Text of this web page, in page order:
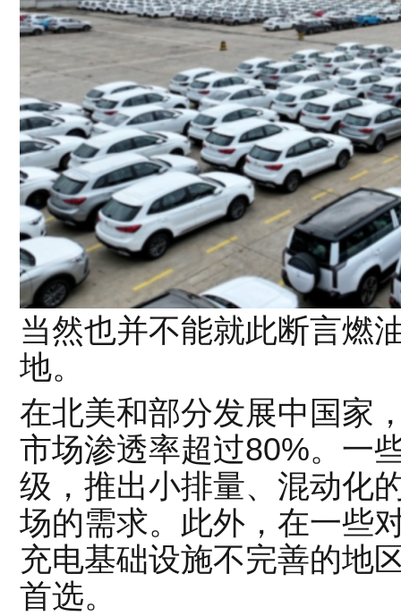
当然也并不能就此断言燃
地。
在北美和部分发展中国家
市场渗透率超过80%。一
级，推出小排量、混动化
场的需求。此外，在一些
充电基础设施不完善的地
首选。